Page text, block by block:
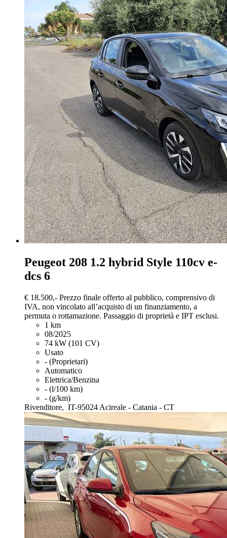
Peugeot 208 1.2 hybrid Style 110cv e-
dcs 6
€ 18.500,- Prezzo finale offerto al pubblico, comprensivo di
IVA, non vincolato all’acquisto di un finanziamento, a
permuta o rottamazione. Passaggio di proprietà e IPT esclusi.
1 km
08/2025
74 kW (101 CV)
Usato
- (Proprietari)
Automatico
Elettrica/Benzina
- (l/100 km)
- (g/km)
Rivenditore, IT-95024 Acireale - Catania - CT